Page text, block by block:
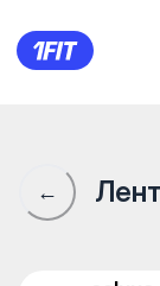
Студия
←